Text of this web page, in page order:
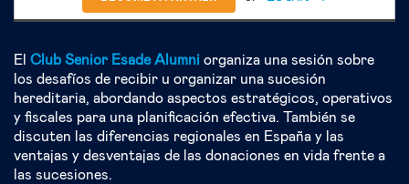
El Club Senior Esade Alumni organiza una sesión sobre
los desafíos de recibir u organizar una sucesión
hereditaria, abordando aspectos estratégicos, operativos
y fiscales para una planificación efectiva. También se
discuten las diferencias regionales en España y las
ventajas y desventajas de las donaciones en vida frente a
las sucesiones.